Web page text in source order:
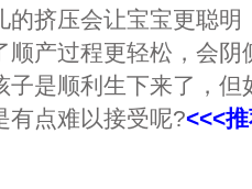
的挤压会让宝宝更聪明
顺产过程更轻松，会阴
子是顺利生下来了，但
有点难以接受呢?<<<